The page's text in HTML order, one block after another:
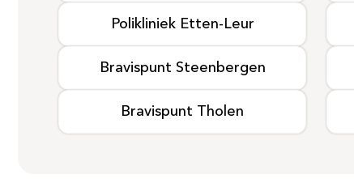
Polikliniek Etten-Leur
Bravispunt Steenbergen
Bravispunt Tholen